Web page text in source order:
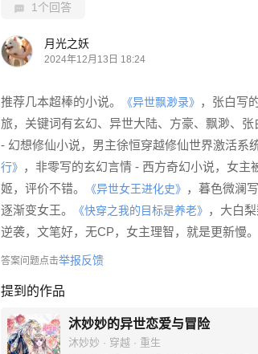
1个回答
月光之妖
2024年12月13日 18:24
推荐几本超棒的小说。 《异世飘渺录》 ，张白写
旅，关键词有玄幻、异世大陆、方豪、飘渺、张
- 幻想修仙小说，男主徐恒穿越修仙世界激活系
行》 ，非零写的玄幻言情 - 西方奇幻小说，女
姬，评价不错。
《异世女王进化史》 ，暮色微澜
逐渐变女王。
《快穿之我的目标是养老》 ，大白
逆袭，文笔好，无CP，女主理智，就是更新慢。
答案问题点击举报反馈
提到的作品
沐妙妙的异世恋爱与冒险
沐妙妙 · 穿越 · 重生